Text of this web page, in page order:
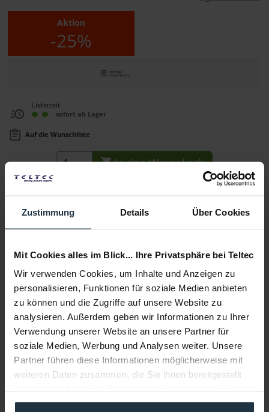
Zustimmung Details Über Cookies
Mit Cookies alles im Blick... Ihre Privatsphäre bei Teltec
Wir verwenden Cookies, um Inhalte und Anzeigen zu
personalisieren, Funktionen für soziale Medien anbieten
zu können und die Zugriffe auf unsere Website zu
analysieren. Außerdem geben wir Informationen zu Ihrer
Verwendung unserer Website an unsere Partner für
soziale Medien, Werbung und Analysen weiter. Unsere
Partner führen diese Informationen möglicherweise mit
weiteren Daten zusammen, die Sie ihnen bereitgestellt
gesammelt haben.
Aktion
-25%
Lieferzeit:
sofort ab Lager
Auf die Wunschliste
In den Warenkorb
erklärt!
Beschreibung
++TT|Demo++ (Grade A): OVP ist vorhanden. Gerät war im
Showroom oder beim...
mehr
Zubehör
33
Zubehör und Empfehlungen